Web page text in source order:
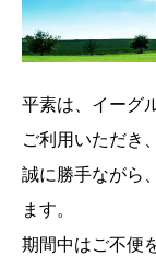
平素は、イーグ
ご利用いただき
誠に勝手ながら
ます。
期間中はご不便